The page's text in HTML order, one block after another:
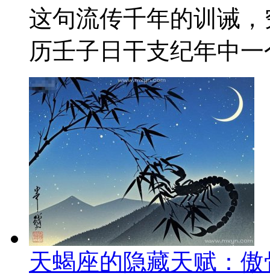
这句流传千年的训诫
历壬子日干支纪年中
天蝎座的隐藏天赋：